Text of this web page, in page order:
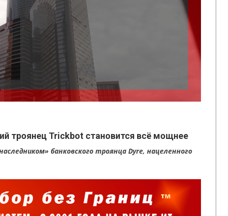
троянец Trickbot становится всё мощнее
банковского троянца Dyre, нацеленного